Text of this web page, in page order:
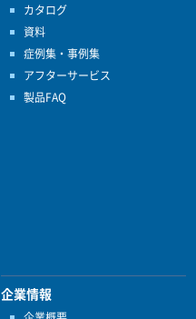
カタログ
資料
症例集・事例集
アフターサービス
製品FAQ
企業情報